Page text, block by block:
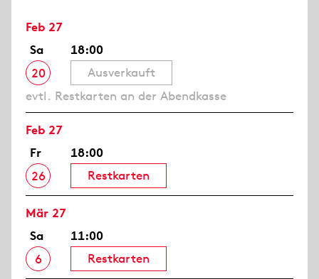
Feb 27
Sa
20
18:00
Ausverkauft
evtl. Restkarten an der Abendkasse
Feb 27
Fr
26
18:00
Restkarten
Mär 27
Sa
6
11:00
Restkarten